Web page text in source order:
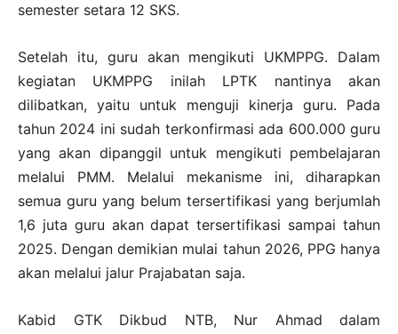
semester setara 12 SKS.
Setelah itu, guru akan mengikuti UKMPPG. Dalam
kegiatan UKMPPG inilah LPTK nantinya akan
dilibatkan, yaitu untuk menguji kinerja guru. Pada
tahun 2024 ini sudah terkonfirmasi ada 600.000 guru
yang akan dipanggil untuk mengikuti pembelajaran
melalui PMM. Melalui mekanisme ini, diharapkan
semua guru yang belum tersertifikasi yang berjumlah
1,6 juta guru akan dapat tersertifikasi sampai tahun
2025. Dengan demikian mulai tahun 2026, PPG hanya
akan melalui jalur Prajabatan saja.
Kabid GTK Dikbud NTB, Nur Ahmad dalam